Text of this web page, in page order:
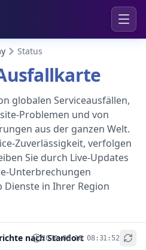
Status
globalen Serviceausfällen,
Problemen und von
aus der ganzen Welt.
Zuverlässigkeit, verfolgen
Sie durch Live-Updates
Unterbrechungen
in Ihrer Region
nach Standort
2026-08-10 08:31:52
+